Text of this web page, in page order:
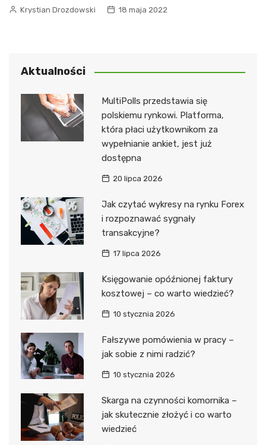
Krystian Drozdowski 18 maja 2022
Aktualności
MultiPolls przedstawia się
polskiemu rynkowi. Platforma,
która płaci użytkownikom za
wypełnianie ankiet, jest już
dostępna
20 lipca 2026
Jak czytać wykresy na rynku Forex
i rozpoznawać sygnały
transakcyjne?
17 lipca 2026
Księgowanie opóźnionej faktury
kosztowej – co warto wiedzieć?
10 stycznia 2026
Fałszywe pomówienia w pracy –
jak sobie z nimi radzić?
10 stycznia 2026
Skarga na czynności komornika –
jak skutecznie złożyć i co warto
wiedzieć